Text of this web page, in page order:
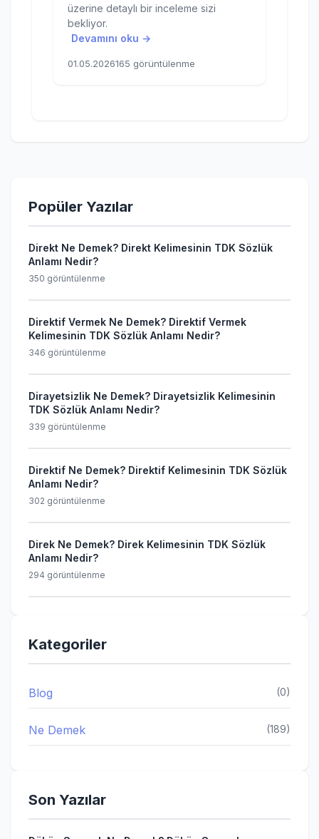
üzerine detaylı bir inceleme sizi
bekliyor.
Devamını oku →
01.05.2026165 görüntülenme
Popüler Yazılar
Direkt Ne Demek? Direkt Kelimesinin TDK Sözlük
Anlamı Nedir?
350 görüntülenme
Direktif Vermek Ne Demek? Direktif Vermek
Kelimesinin TDK Sözlük Anlamı Nedir?
346 görüntülenme
Dirayetsizlik Ne Demek? Dirayetsizlik Kelimesinin
TDK Sözlük Anlamı Nedir?
339 görüntülenme
Direktif Ne Demek? Direktif Kelimesinin TDK Sözlük
Anlamı Nedir?
302 görüntülenme
Direk Ne Demek? Direk Kelimesinin TDK Sözlük
Anlamı Nedir?
294 görüntülenme
Kategoriler
Blog (0)
Ne Demek (189)
Son Yazılar